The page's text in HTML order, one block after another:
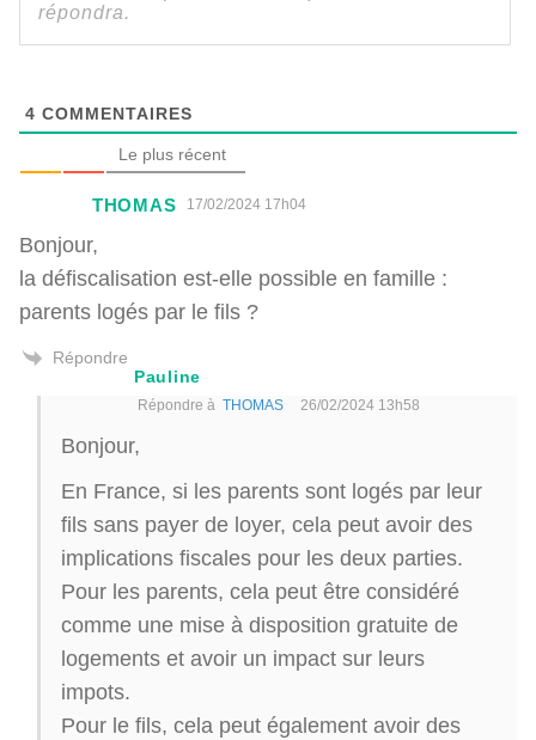
4 COMMENTAIRES
Le plus récent
THOMAS 17/02/2024 17h04
Bonjour,
la défiscalisation est-elle possible en famille :
parents logés par le fils ?
Répondre
Pauline
Répondre à THOMAS 26/02/2024 13h58
Bonjour,
En France, si les parents sont logés par leur
fils sans payer de loyer, cela peut avoir des
implications fiscales pour les deux parties.
Pour les parents, cela peut être considéré
comme une mise à disposition gratuite de
logements et avoir un impact sur leurs
impots.
Pour le fils, cela peut également avoir des